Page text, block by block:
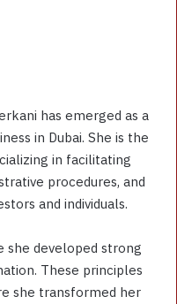
has emerged as a
in Dubai. She is the
in facilitating
procedures, and
and individuals.
she developed strong
These principles
she transformed her